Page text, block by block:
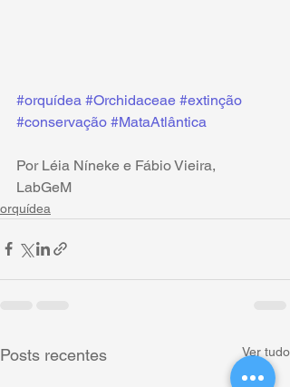
#orquídea #Orchidaceae #extinção
#conservação #MataAtlântica
Por Léia Níneke e Fábio Vieira,
LabGeM
orquídea
Posts recentes Ver tudo